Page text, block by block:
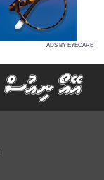
ADS BY EYECARE